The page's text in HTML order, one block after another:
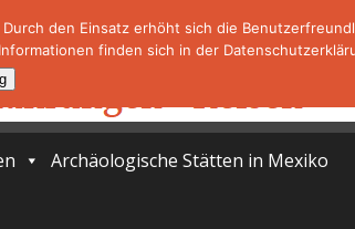
Archäologische Stätten in Mexiko
den Einsatz erhöht sich die
finden sich in der